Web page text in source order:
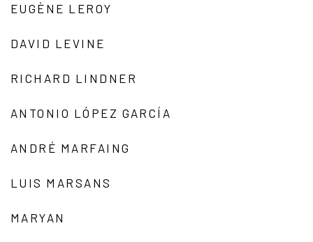
EUGÈNE LEROY
DAVID LEVINE
RICHARD LINDNER
ANTONIO LÓPEZ GARCÍA
ANDRÉ MARFAING
LUIS MARSANS
MARYAN